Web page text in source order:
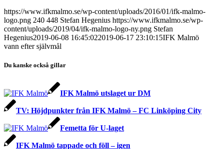
https://www.ifkmalmo.se/wp-content/uploads/2016/01/ifk-malmo-
logo.png 240 448 Stefan Hegenius https://www.ifkmalmo.se/wp-
content/uploads/2019/04/ifk-malmo-logo-ny.png Stefan
Hegenius2019-06-08 16:45:022019-06-17 23:10:15IFK Malmö
vann efter självmål
Du kanske också gillar
IFK Malmö utslaget ur DM
TV: Höjdpunkter från IFK Malmö – FC Linköping City
Femetta för U-laget
IFK Malmö tappade och föll – igen